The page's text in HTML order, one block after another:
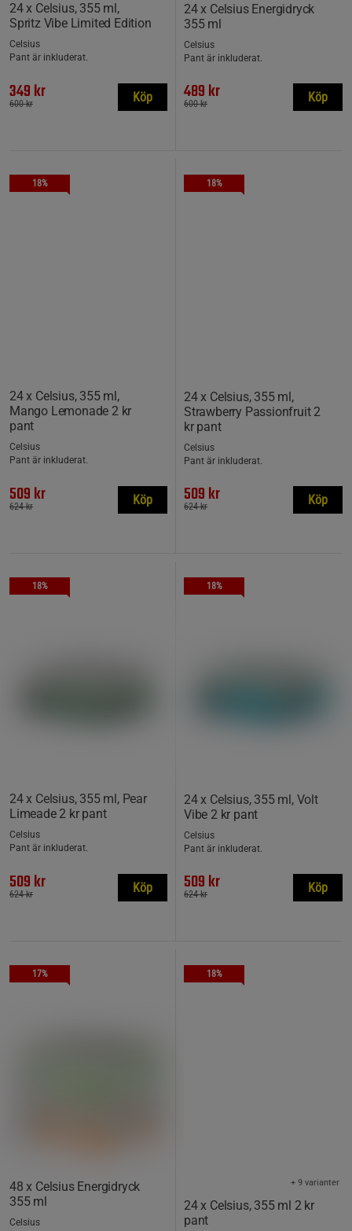
24 x Celsius, 355 ml,
Spritz Vibe Limited Edition
Celsius
Pant är inkluderat.
349 kr
600 kr Köp
24 x Celsius Energidryck
355 ml
Celsius
Pant är inkluderat.
489 kr
600 kr Köp
18%
24 x Celsius, 355 ml,
Mango Lemonade 2 kr
pant
Celsius
Pant är inkluderat.
509 kr
624 kr Köp
18%
24 x Celsius, 355 ml,
Strawberry Passionfruit 2
kr pant
Celsius
Pant är inkluderat.
509 kr
624 kr Köp
18%
24 x Celsius, 355 ml, Pear
Limeade 2 kr pant
Celsius
Pant är inkluderat.
509 kr
624 kr Köp
18%
24 x Celsius, 355 ml, Volt
Vibe 2 kr pant
Celsius
Pant är inkluderat.
509 kr
624 kr Köp
17%
48 x Celsius Energidryck
355 ml
Celsius
18%
24 x Celsius, 355 ml 2 kr
pant
+ 9 varianter